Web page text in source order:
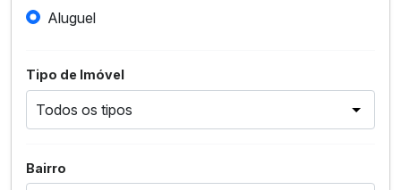
Aluguel
Tipo de Imóvel
Bairro